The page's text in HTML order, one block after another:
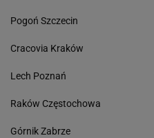
Pogoń Szczecin
Cracovia Kraków
Lech Poznań
Raków Częstochowa
Górnik Zabrze